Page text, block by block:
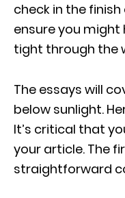
check in the
ensure you
tight through the
The essays will
below sunlight.
It’s critical that
your article. The
straightforward